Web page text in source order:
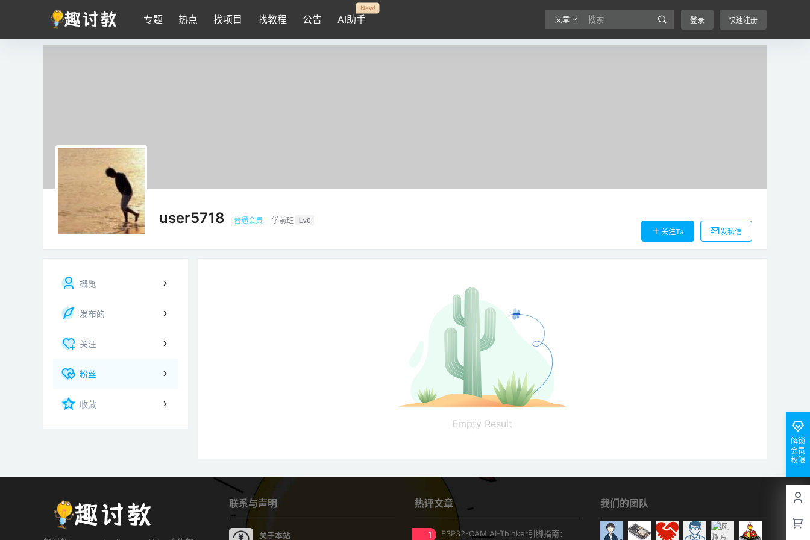
专题 热点 找项目 找教程 公告 AI助手
New!
文章 登录 快速注册
user5718 普通会员 学前班 Lv0
关注Ta
发私信
概览
发布的
关注
粉丝
收藏
Empty Result
解锁
会员
权限
联系与声明
关于本站
热评文章
1
ESP32-CAM AI-Thinker引脚指南：
我们的团队